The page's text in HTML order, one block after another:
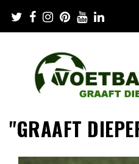
content
"GRAAFT